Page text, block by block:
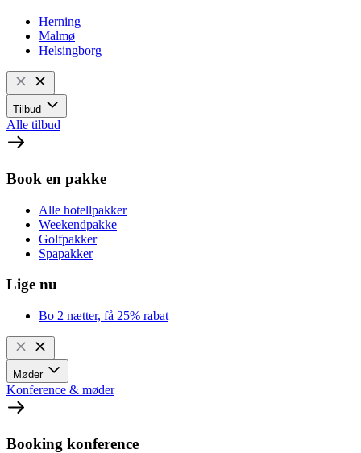
Herning
Malmø
Helsingborg
Tilbud
Alle tilbud
Book en pakke
Alle hotellpakker
Weekendpakke
Golfpakker
Spapakker
Lige nu
Bo 2 nætter, få 25% rabat
Møder
Konference & møder
Booking konference